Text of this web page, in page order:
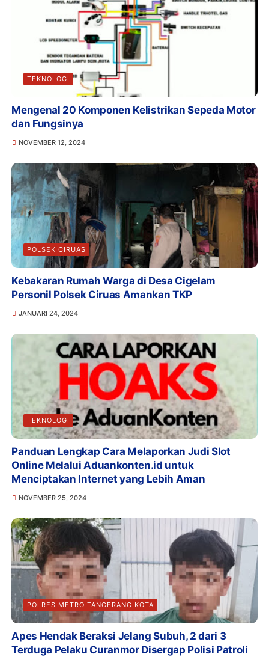
TEKNOLOGI
Mengenal 20 Komponen Kelistrikan Sepeda Motor
dan Fungsinya
NOVEMBER 12, 2024
POLSEK CIRUAS
Kebakaran Rumah Warga di Desa Cigelam
Personil Polsek Ciruas Amankan TKP
JANUARI 24, 2024
TEKNOLOGI
Panduan Lengkap Cara Melaporkan Judi Slot
Online Melalui Aduankonten.id untuk
Menciptakan Internet yang Lebih Aman
NOVEMBER 25, 2024
POLRES METRO TANGERANG KOTA
Apes Hendak Beraksi Jelang Subuh, 2 dari 3
Terduga Pelaku Curanmor Disergap Polisi Patroli